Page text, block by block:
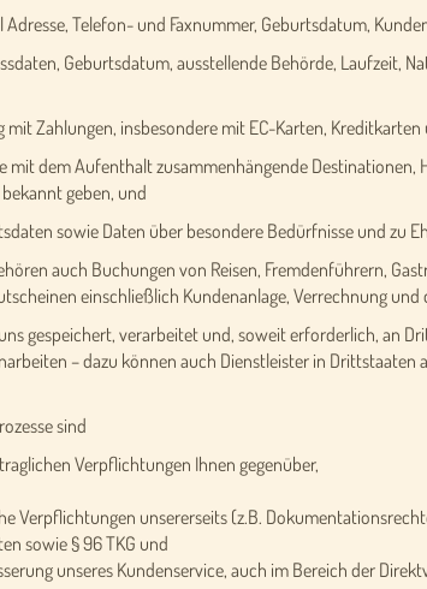
Telefon- und Faxnummer, Geburtsdatum,
Geburtsdatum, ausstellende Behörde, Laufzeit,
Zahlungen, insbesondere mit EC-Karten, Kreditkarten
dem Aufenthalt zusammenhängende Destinationen,
geben, und
sowie Daten über besondere Bedürfnisse und zu
auch Buchungen von Reisen, Fremdenführern,
einschließlich Kundenanlage, Verrechnung
gespeichert, verarbeitet und, soweit erforderlich, an
– dazu können auch Dienstleister in
sind
Verpflichtungen Ihnen gegenüber,
Verpflichtungen unsererseits (z.B.
sowie § 96 TKG und
unseres Kundenservice, auch im Bereich der